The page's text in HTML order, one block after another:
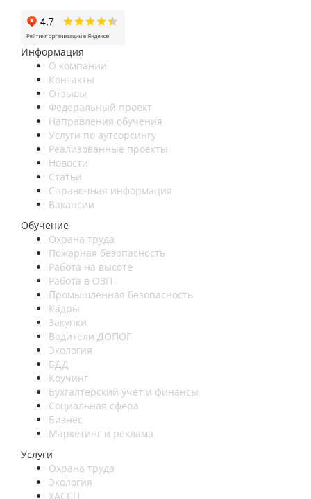
Информация
О компании
Контакты
Отзывы
Федеральный проект
Направления обучения
Услуги по аутсорсингу
Реализованные проекты
Новости
Статьи
Справочная информация
Вакансии
Обучение
Охрана труда
Пожарная безопасность
Работа на высоте
Работа в ОЗП
Промышленная безопасность
Кадры
Закупки
Водители ДОПОГ
Экология
БДД
Коучинг
Бухгалтерский учет и финансы
Социальная сфера
Бизнес
Маркетинг и реклама
Услуги
Охрана труда
Экология
ХАССП